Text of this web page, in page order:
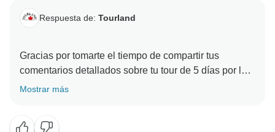
Respuesta de: Tourland
Gracias por tomarte el tiempo de compartir tus
comentarios detallados sobre tu tour de 5 días por las
Montañas Rocosas del oeste de Canadá. Nos alegra
especial ilusión saber que Gary te brindó un servicio
Mostrar más